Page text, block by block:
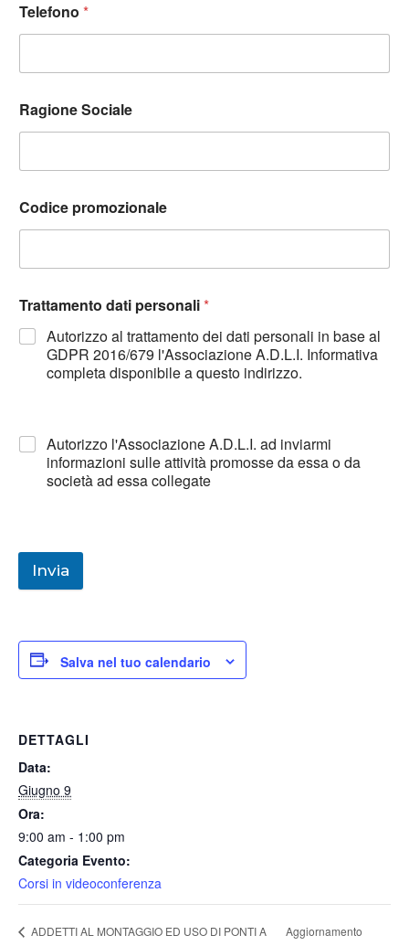
Telefono *
Ragione Sociale
Codice promozionale
Trattamento dati personali*
Autorizzo al trattamento dei dati personali in base al
GDPR 2016/679 l'Associazione A.D.L.I. Informativa
completa disponibile a questo indirizzo.
Autorizzo l'Associazione A.D.L.I. ad inviarmi
informazioni sulle attività promosse da essa o da
società ad essa collegate
Invia
Salva nel tuo calendario
DETTAGLI
Data:
Giugno 9
Ora:
9:00 am - 1:00 pm
Categoria Evento:
Corsi in videoconferenza
ADDETTI AL MONTAGGIO ED USO DI PONTI A
Aggiornamento